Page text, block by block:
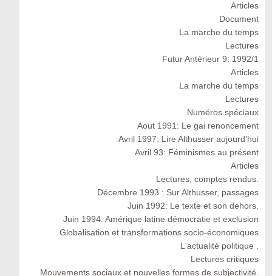
Articles
Document
La marche du temps
Lectures
Futur Antérieur 9: 1992/1
Articles
La marche du temps
Lectures
Numéros spéciaux
Aout 1991: Le gai renoncement
Avril 1997: Lire Althusser aujourd'hui
Avril 93: Féminismes au présent
Articles
Lectures, comptes rendus.
Décembre 1993 : Sur Althusser, passages
Juin 1992: Le texte et son dehors.
Juin 1994: Amérique latine démocratie et exclusion
Globalisation et transformations socio-économiques
L'actualité politique .
Lectures critiques
Mouvements sociaux et nouvelles formes de subjectivité.